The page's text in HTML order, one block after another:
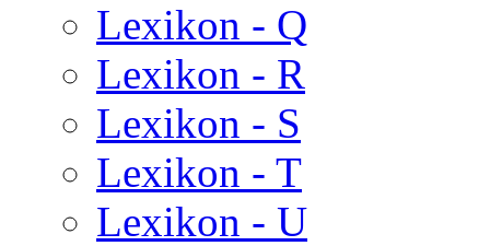
Lexikon - Q
Lexikon - R
Lexikon - S
Lexikon - T
Lexikon - U